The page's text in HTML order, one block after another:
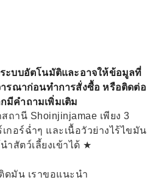
ะบบอัตโนมัติและอาจให้ข้อมูลที่
รณาก่อนทำการสั่งซื้อ หรือติดต่อ
คำถามเพิ่มเติม
ถานี Shoinjinjamae เพียง 3
กอร์ฉ่ำๆ และเนื้อวัวย่างไร้ไขมัน
สัตว์เลี้ยงเข้าได้ ★
ดมัน เราขอแนะนำ